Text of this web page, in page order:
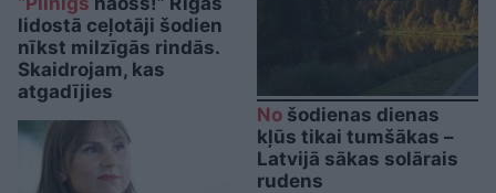
lidostā ceļotāji šodien
nīkst milzīgās rindās.
Skaidrojam, kas
atgadījies
No šodienas dienas
kļūs tikai tumšākas –
Latvijā sākas solārais
rudens